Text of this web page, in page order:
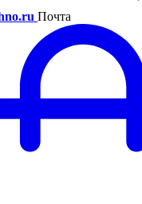
Почта